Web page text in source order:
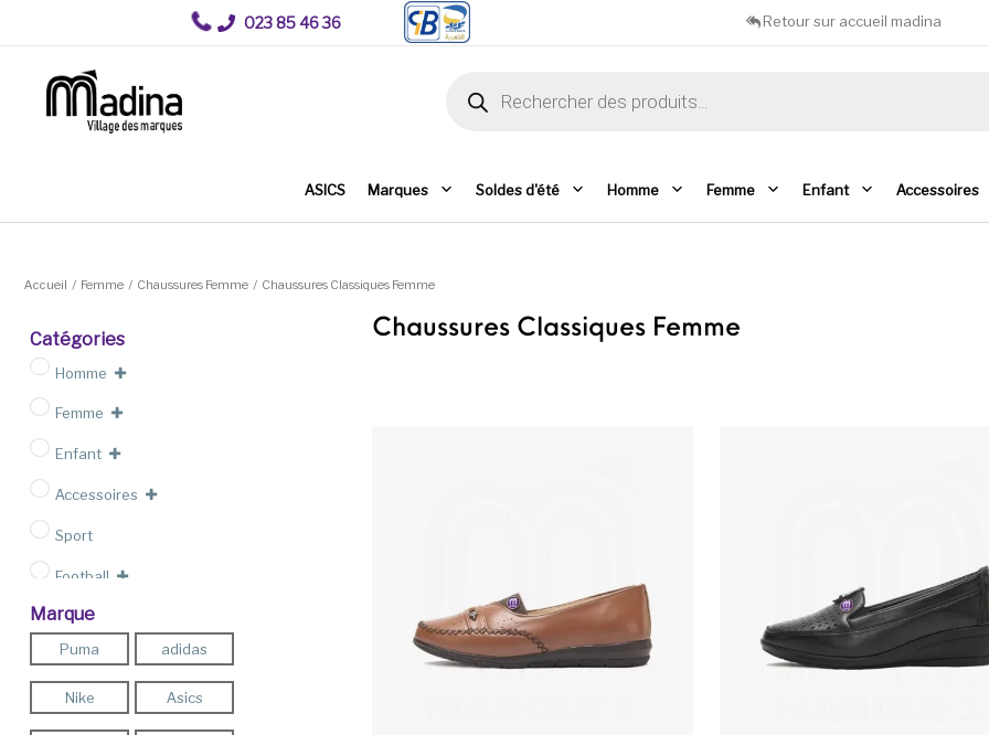
023 85 46 36 Retour sur accueil madina
ASICS Marques Soldes d'été Homme Femme Enfant Accessoires
Accueil / Femme / Chaussures Femme / Chaussures Classiques Femme
Catégories
Homme
Femme
Enfant
Accessoires
Sport
Football
Outlet
Marque
Puma adidas
Nike Asics
Chaussures Classiques Femme